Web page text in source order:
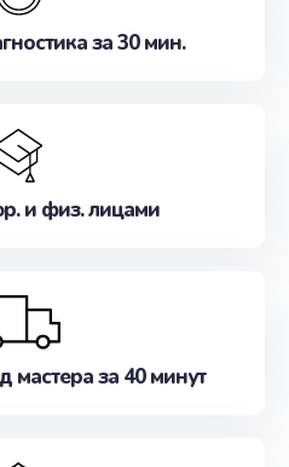
за 30 мин.
и физ. лицами
мастера за 40 минут